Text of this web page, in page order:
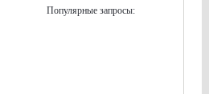
Популярные запросы: